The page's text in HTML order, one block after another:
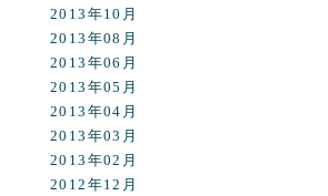
2013年10月
2013年08月
2013年06月
2013年05月
2013年04月
2013年03月
2013年02月
2012年12月